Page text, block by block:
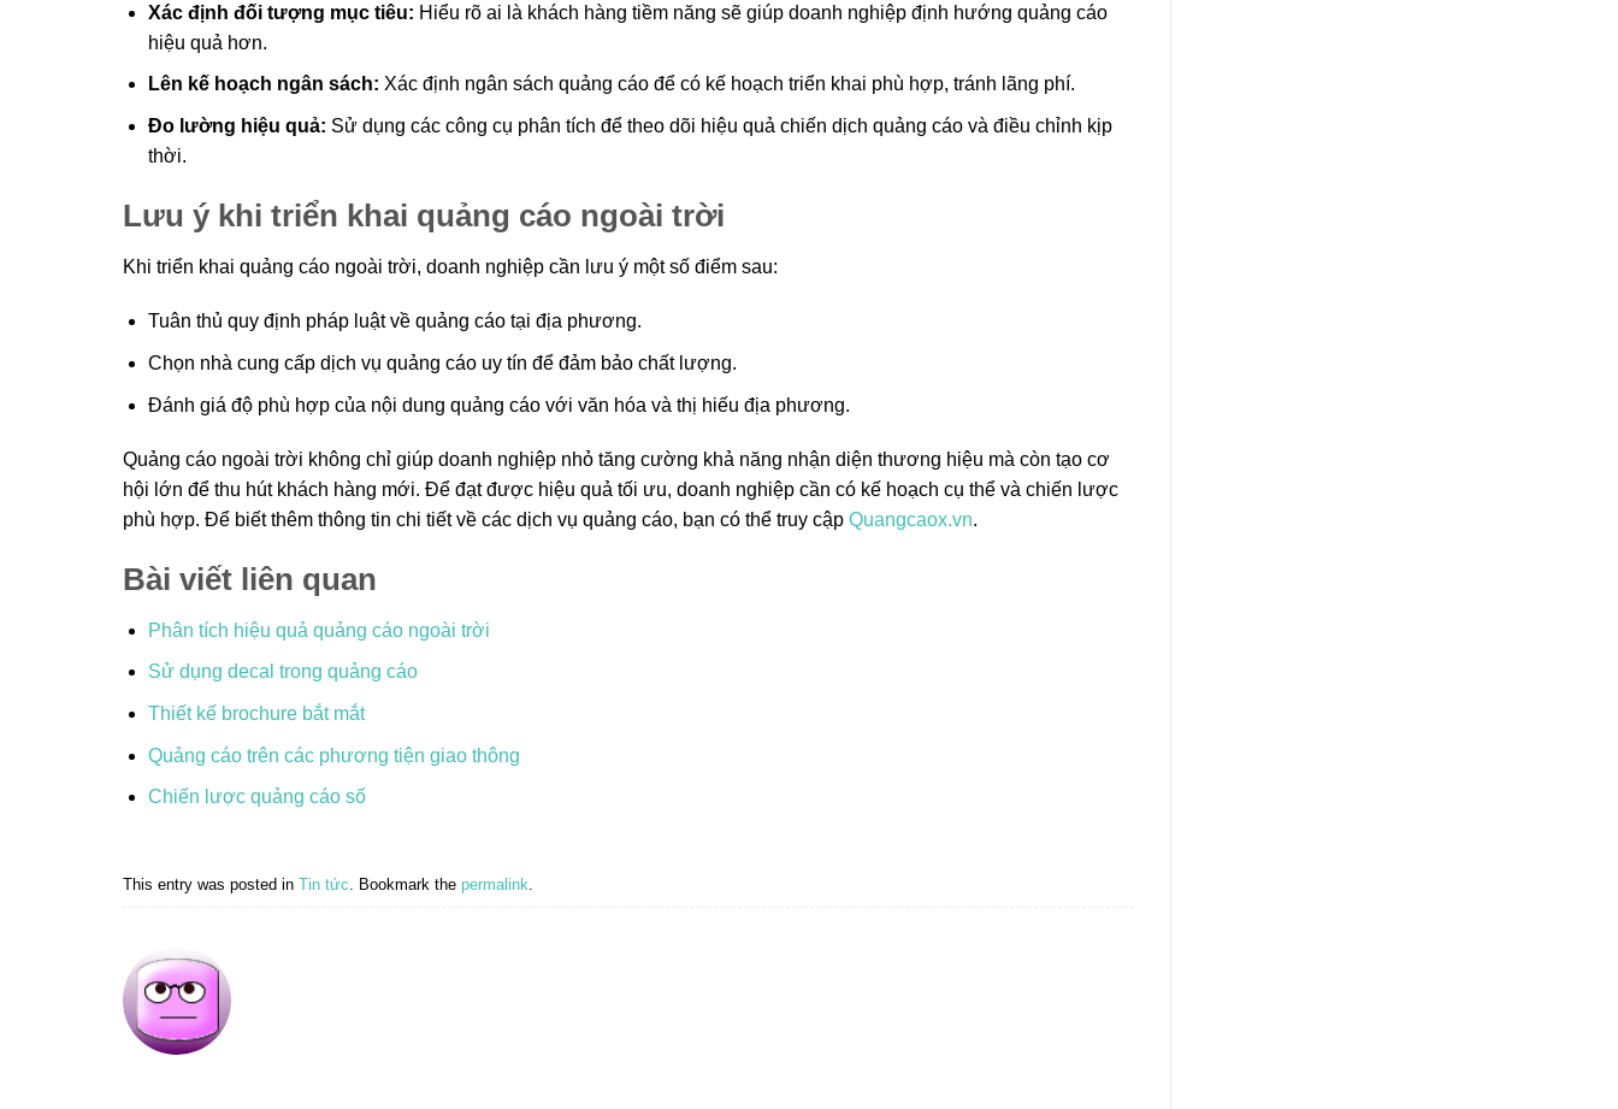
Xác định đối tượng mục tiêu: Hiểu rõ ai là khách hàng tiềm năng sẽ giúp doanh nghiệp định hướng quảng cáo
hiệu quả hơn.
Lên kế hoạch ngân sách: Xác định ngân sách quảng cáo để có kế hoạch triển khai phù hợp, tránh lãng phí.
Đo lường hiệu quả: Sử dụng các công cụ phân tích để theo dõi hiệu quả chiến dịch quảng cáo và điều chỉnh kịp
thời.
Lưu ý khi triển khai quảng cáo ngoài trời
Khi triển khai quảng cáo ngoài trời, doanh nghiệp cần lưu ý một số điểm sau:
Tuân thủ quy định pháp luật về quảng cáo tại địa phương.
Chọn nhà cung cấp dịch vụ quảng cáo uy tín để đảm bảo chất lượng.
Đánh giá độ phù hợp của nội dung quảng cáo với văn hóa và thị hiếu địa phương.
Quảng cáo ngoài trời không chỉ giúp doanh nghiệp nhỏ tăng cường khả năng nhận diện thương hiệu mà còn tạo cơ
hội lớn để thu hút khách hàng mới. Để đạt được hiệu quả tối ưu, doanh nghiệp cần có kế hoạch cụ thể và chiến lược
phù hợp. Để biết thêm thông tin chi tiết về các dịch vụ quảng cáo, bạn có thể truy cập Quangcaox.vn.
Bài viết liên quan
Phân tích hiệu quả quảng cáo ngoài trời
Sử dụng decal trong quảng cáo
Thiết kế brochure bắt mắt
Quảng cáo trên các phương tiện giao thông
Chiến lược quảng cáo số
This entry was posted in Tin tức. Bookmark the permalink.